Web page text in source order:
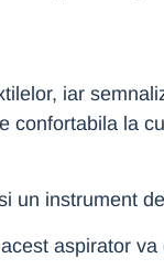
iar
confortabila la
un instrument
aspirator